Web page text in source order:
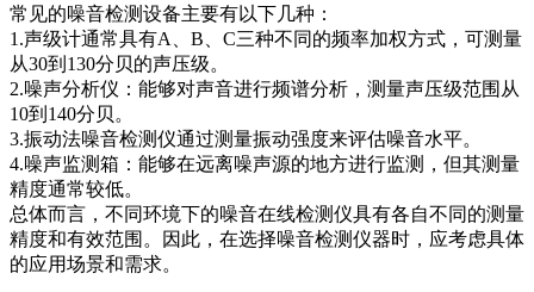
常见的噪音检测设备主要有以下几种：
1.声级计通常具有A、B、C三种不同的频率加权方式，可测量
从30到130分贝的声压级。
2.噪声分析仪：能够对声音进行频谱分析，测量声压级范围从
10到140分贝。
3.振动法噪音检测仪通过测量振动强度来评估噪音水平。
4.噪声监测箱：能够在远离噪声源的地方进行监测，但其测量
精度通常较低。
总体而言，不同环境下的噪音在线检测仪具有各自不同的测量
精度和有效范围。因此，在选择噪音检测仪器时，应考虑具体
的应用场景和需求。